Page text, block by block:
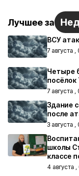
Лучшее за
ВСУ
7 августа ,
Четыре
7 августа ,
Здание
после
3 августа ,
школы
классе
4 августа